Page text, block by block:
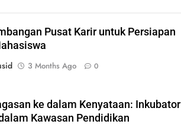
Pusat Karir untuk Persiapan
3 Months Ago 0
ke dalam Kenyataan: Inkubator
Kawasan Pendidikan